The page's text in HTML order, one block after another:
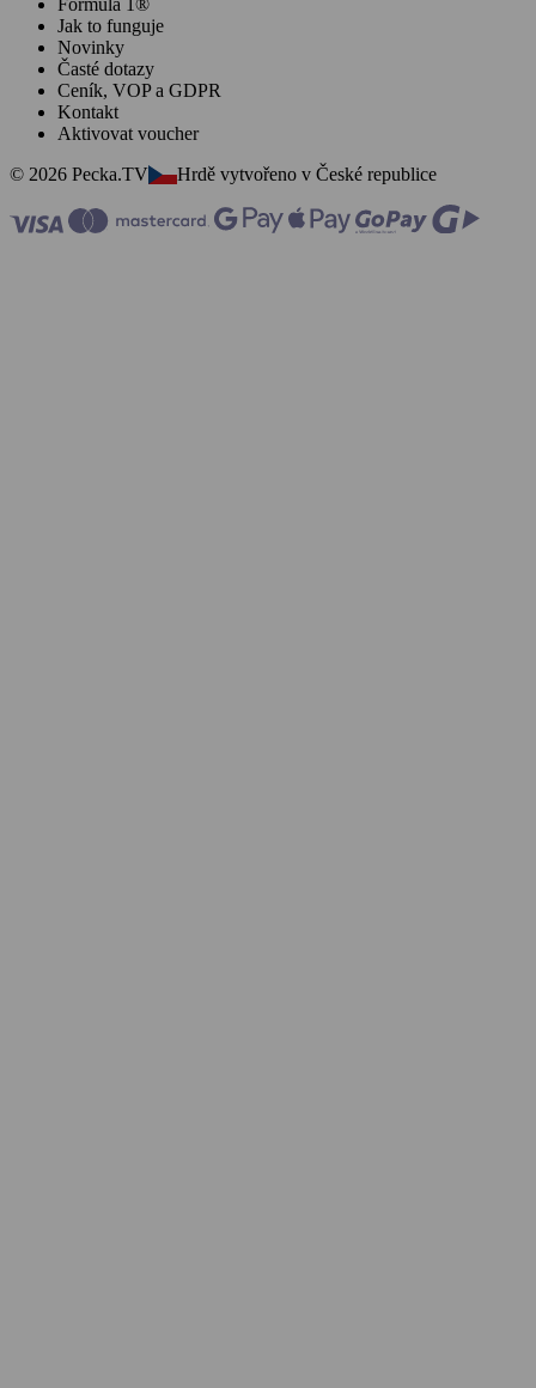
Jak to funguje
Novinky
Časté dotazy
Ceník, VOP a GDPR
Kontakt
Aktivovat voucher
© 2026 Pecka.TV
Hrdě vytvořeno v České republice